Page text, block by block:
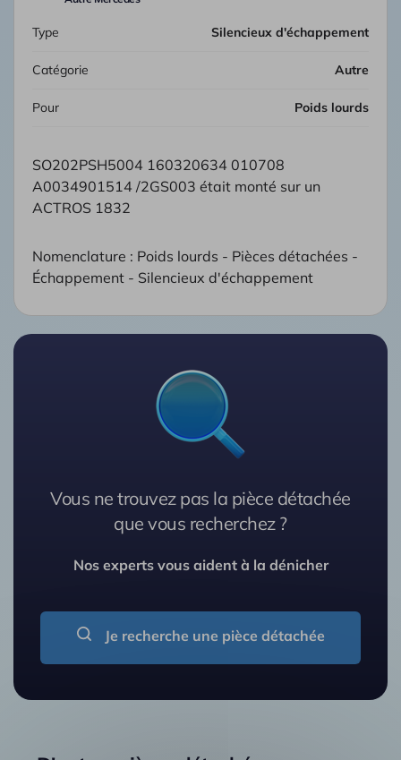
Type Silencieux d'échappement
Catégorie Autre
Pour Poids lourds
SO202PSH5004 160320634 010708
A0034901514 /2GS003 était monté sur un
ACTROS 1832
Nomenclature : Poids lourds - Pièces détachées -
Échappement - Silencieux d'échappement
Vous ne trouvez pas la pièce détachée
que vous recherchez ?
Nos experts vous aident à la dénicher
Je recherche une pièce détachée